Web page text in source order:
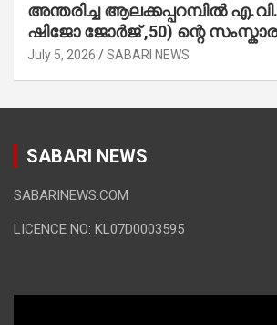
അന്തരിച്ച ആ​ല​ക്ക​പ്പ​റമ്പിൽ​
ഷിജോ ജോർജ് ,50) ന്റെ
July 5, 2026 SABARI NEWS
SABARI NEWS
SABARINEWS.COM
LICENCE NO: KL07D0003595